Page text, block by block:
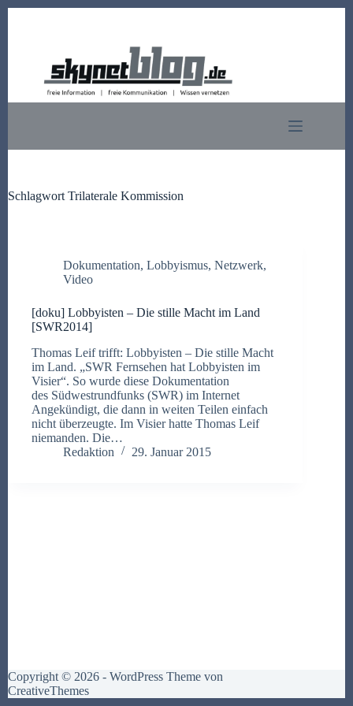
Schlagwort Trilaterale Kommission
Dokumentation, Lobbyismus, Netzwerk,
Video
[doku] Lobbyisten – Die stille Macht im Land
[SWR2014]
Thomas Leif trifft: Lobbyisten – Die stille Macht
im Land. „SWR Fernsehen hat Lobbyisten im
Visier“. So wurde diese Dokumentation
des Südwestrundfunks (SWR) im Internet
Angekündigt, die dann in weiten Teilen einfach
nicht überzeugte. Im Visier hatte Thomas Leif
niemanden. Die…
Redaktion
29. Januar 2015
Copyright © 2026 - WordPress Theme von
CreativeThemes